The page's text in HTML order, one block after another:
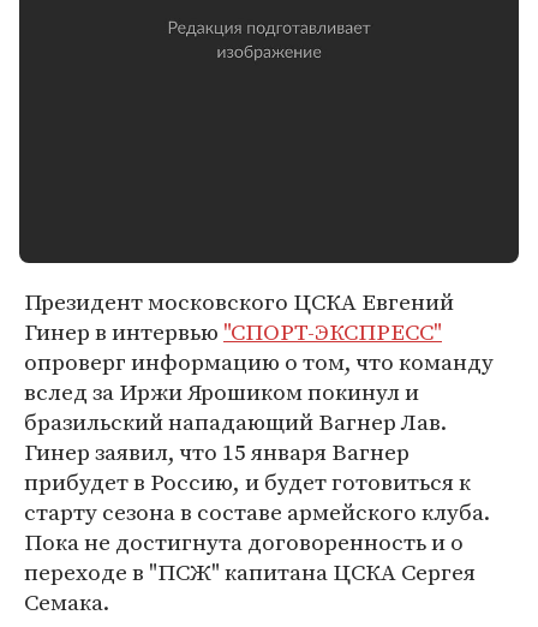
Президент московского ЦСКА Евгений
Гинер в интервью "СПОРТ-ЭКСПРЕСС"
опроверг информацию о том, что команду
вслед за Иржи Ярошиком покинул и
бразильский нападающий Вагнер Лав.
Гинер заявил, что 15 января Вагнер
прибудет в Россию, и будет готовиться к
старту сезона в составе армейского клуба.
Пока не достигнута договоренность и о
переходе в "ПСЖ" капитана ЦСКА Сергея
Семака.